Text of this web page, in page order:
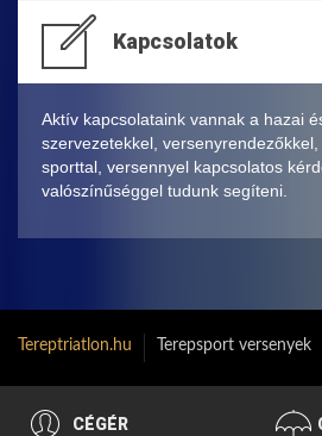
Kapcsolatok
Aktív kapcsolataink vannak a hazai
szervezetekkel,
sporttal, versennyel kapcsolatos
valószínűséggel tudunk segíteni.
Tereptriatlon.hu Terepsport versenyek
CÉGÉR